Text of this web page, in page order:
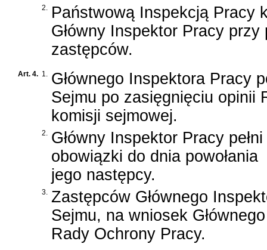
2. Państwową Inspekcją Pracy
Główny Inspektor Pracy przy
zastępców.
Art. 4. 1. Głównego Inspektora Pracy
Sejmu po zasięgnięciu opinii
komisji sejmowej.
2. Główny Inspektor Pracy pełni
obowiązki do dnia powołania
jego następcy.
3. Zastępców Głównego
Sejmu, na wniosek
Rady Ochrony Pracy.